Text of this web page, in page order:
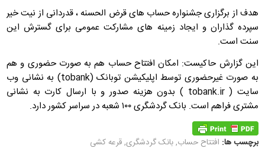
هدف از برگزاری جشنواره حساب های قرض الحسنه ، قدردانی از نیت خیر
سپرده گذاران و ایجاد زمینه های مشارکت عمومی برای گسترش این
سنت است.
این گزارش حاکیست: امکان افتتاح حساب هم به صورت حضوری و هم
به صورت غیرحضوری توسط اپلیکیشن توبانک (tobank) به نشانی وب
سایت ( tobank.ir ) بدون هزینه صدور و با ارسال کارت به نشانی
مشتری فراهم است. بانک گردشگری ۱۰۰ شعبه در سراسر کشور دارد.
برچسب ها: افتتاح حساب,بانک گردشگری,قرعه کشی